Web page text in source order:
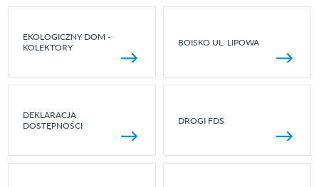
EKOLOGICZNY DOM -
KOLEKTORY
BOISKO UL. LIPOWA
DEKLARACJA
DOSTĘPNOŚCI
DROGI FDS